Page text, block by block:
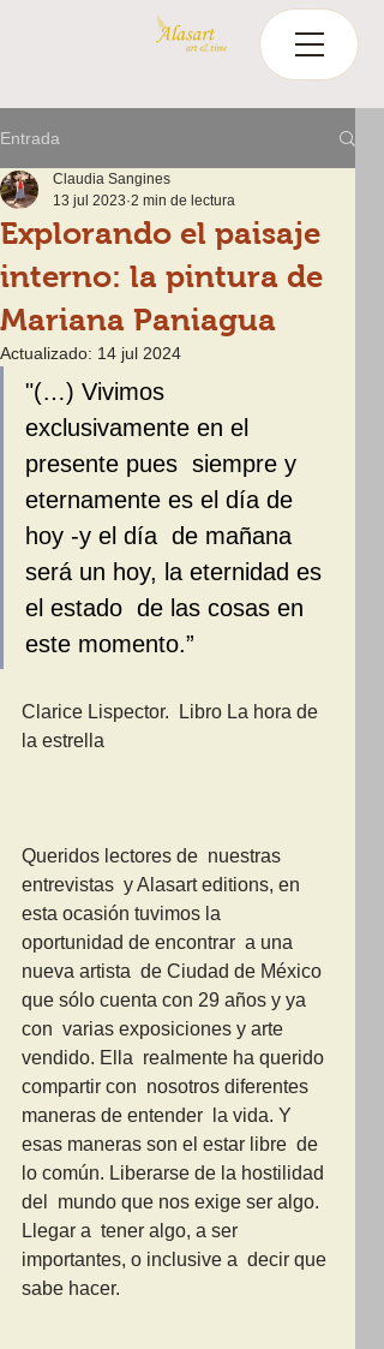
Entrada
Explorando el paisaje
interno: la pintura de
Mariana Paniagua
Claudia Sangines
13 jul 2023 2 min de lectura
Actualizado: 14 jul 2024
"(…) Vivimos
exclusivamente en el
presente pues  siempre y
eternamente es el día de
hoy -y el día  de mañana
será un hoy, la eternidad es
el estado  de las cosas en
Clarice Lispector.  Libro La hora de
la estrella
Queridos lectores de  nuestras
entrevistas  y Alasart editions, en
esta ocasión tuvimos la
oportunidad de encontrar  a una
nueva artista  de Ciudad de México
que sólo cuenta con 29 años y ya
con  varias exposiciones y arte
vendido. Ella  realmente ha querido
compartir con  nosotros diferentes
maneras de entender  la vida. Y
esas maneras son el estar libre  de
lo común. Liberarse de la hostilidad
del  mundo que nos exige ser algo.
Llegar a  tener algo, a ser
importantes, o inclusive a  decir que
sabe hacer.